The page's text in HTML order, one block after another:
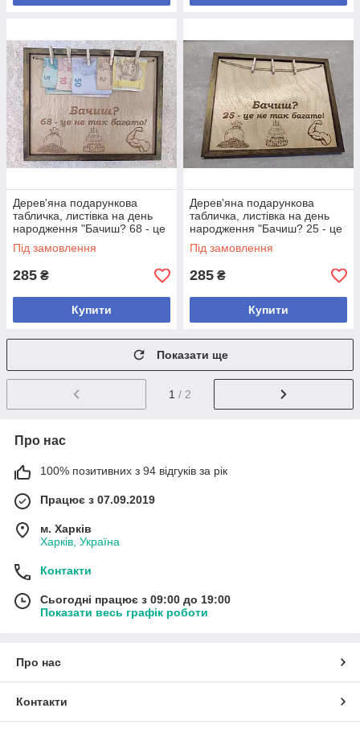
Дерев'яна подарункова
табличка, листівка на день
народження "Бачиш? 68 - це
не так багато!"
Під замовлення
285 ₴
Купити
Дерев'яна подарункова
табличка, листівка на день
народження "Бачиш? 25 - це
не так багато!"
Під замовлення
285 ₴
Купити
Показати ще
1 / 2
Про нас
100% позитивних з 94 відгуків за рік
Працює з 07.09.2019
м. Харків
Харків, Україна
Контакти
Сьогодні працює з 09:00 до 19:00
Показати весь графік роботи
Про нас
Контакти